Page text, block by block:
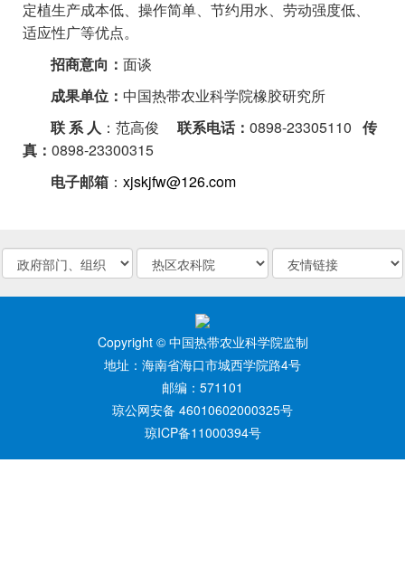
定植生产成本低、操作简单、节约用水、劳动强度低、
适应性广等优点。
招商意向： 面谈
成果单位： 中国热带农业科学院橡胶研究所
联 系 人 ：范高俊 联系电话： 0898-23305110
传
真： 0898-23300315
电子邮箱 ：xjskjfw@126.com
Copyright © 中国热带农业科学院监制
地址：海南省海口市城西学院路4号
邮编：571101
琼公网安备 46010602000325号
琼ICP备11000394号